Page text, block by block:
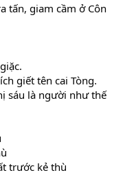
tấn, giam cầm ở Côn
giết tên cai Tòng.
sáu là người như thế
trước kẻ thù